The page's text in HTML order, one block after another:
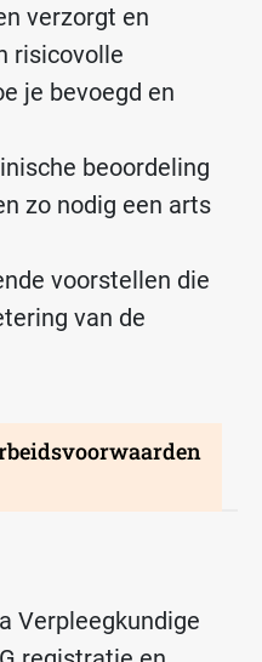
verzorgt en
risicovolle
je bevoegd en
beoordeling
zo nodig een arts
voorstellen die
van de
Arbeidsvoorwaarden
Verpleegkundige